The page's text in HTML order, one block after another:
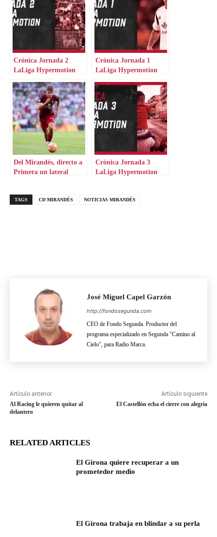
Crónica Jornada 2
LaLiga Hypermotion
Crónica Jornada 1
LaLiga Hypermotion
Del Mirandés, directo a
Primera un lateral
Crónica Jornada 3
LaLiga Hypermotion
TAGS CD MIRANDÉS NOTICIAS MIRANDÉS
José Miguel Capel Garzón
http://fondosegunda.com
CEO de Fondo Segunda. Productor del
programa especializado en Segunda "Camino al
Cielo", para Radio Marca.
Artículo anterior
Al Racing le quieren quitar al
delantero
Artículo siguiente
El Castellón echa el cierre con alegría
RELATED ARTICLES
El Girona quiere recuperar a un
prometedor medio
El Girona trabaja en blindar a su perla